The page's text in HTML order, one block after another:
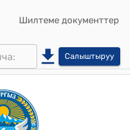
Шилтеме документтер
Салыштыруу